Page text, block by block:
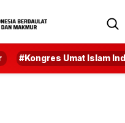
#Kongres Umat Islam